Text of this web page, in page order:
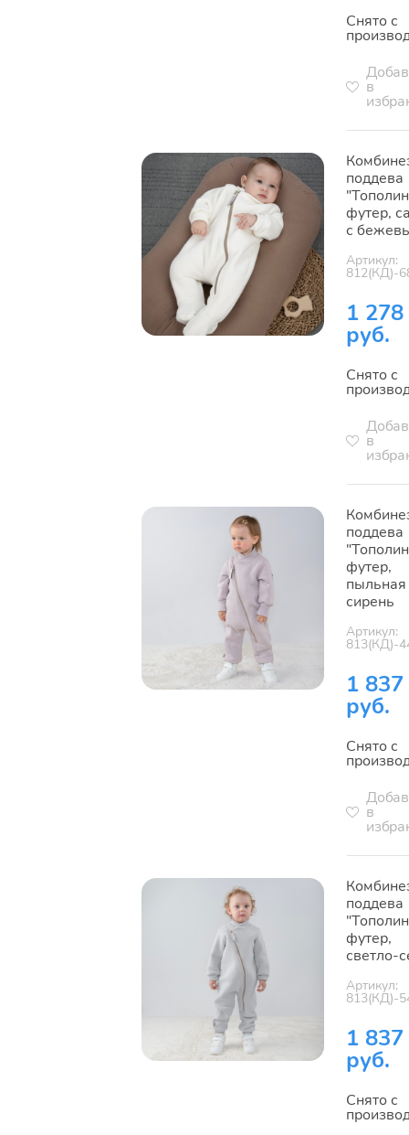
Снято с
в
поддева
футер,
с
Артикул:
812(КД)-
1 278
руб.
Снято с
в
поддева
футер,
пыльная
сирень
Артикул:
813(КД)-
1 837
руб.
Снято с
в
поддева
футер,
светло-
Артикул:
813(КД)-
1 837
руб.
Снято с